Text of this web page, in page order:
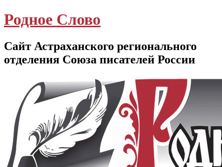
Родное Слово
Сайт Астраханского регионального
отделения Союза писателей России